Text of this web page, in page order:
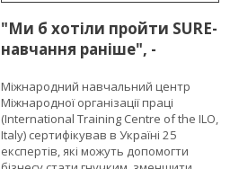
"Ми б хотіли пройти SURE-
навчання раніше", -
EU4Business
Міжнародний навчальний центр
Міжнародної організації праці
(International Training Centre of the ILO,
Italy) сертифікував в Україні 25
експертів, які можуть допомогти